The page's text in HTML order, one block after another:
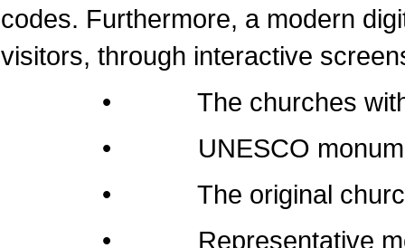
codes. Furthermore, a modern
visitors, through interactive
• The churches within
• UNESCO
• The original churches
• Representative